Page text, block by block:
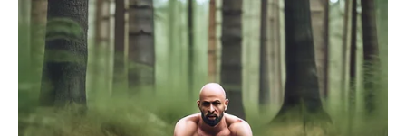
має оприлюднити 23 липня. Ті, хто закінчив 11 класів і
хочуть вчитися в коледжі, повинні зареєструватися через
Систему електронного вступу і завантажити документи з
1 липня до 29 липня.
Основна зміна для вступників до магістратури –
розширення списку спеціальностей, на які треба здавати